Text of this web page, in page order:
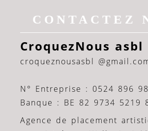
CONTACTEZ
CroquezNous asbl
croqueznousasbl
N° Entreprise : 0524 896
Banque : BE 82 9734 5219
Agence de placement